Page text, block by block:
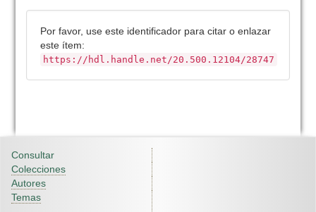
Por favor, use este identificador para citar o enlazar
este ítem:
https://hdl.handle.net/20.500.12104/28747
Consultar
Colecciones
Autores
Temas